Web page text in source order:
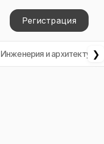
Регистрация
Инженерия и архитектура
❯